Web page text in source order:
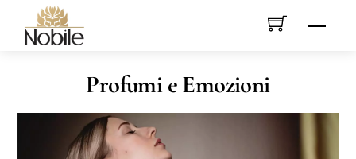
Profumi e Emozioni